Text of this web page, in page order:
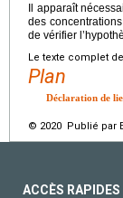
Il apparaît
des
de vérifier
Le texte complet
Plan
Déclaration de
© 2020 Publié par
ACCÈS RAPIDES